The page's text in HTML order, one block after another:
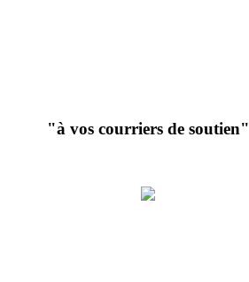
"à vos courriers de soutien"